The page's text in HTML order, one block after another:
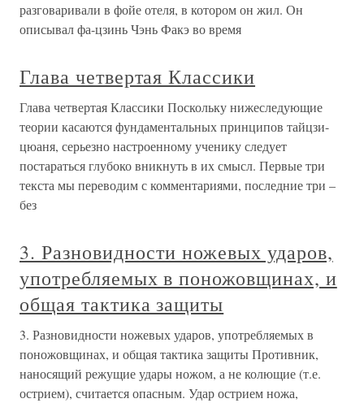
разговаривали в фойе отеля, в котором он жил. Он
описывал фа-цзинь Чэнь Факэ во время
Глава четвертая Классики
Глава четвертая Классики Поскольку нижеследующие
теории касаются фундаментальных принципов тайцзи-
цюаня, серьезно настроенному ученику следует
постараться глубоко вникнуть в их смысл. Первые три
текста мы переводим с комментариями, последние три –
без
3. Разновидности ножевых ударов,
употребляемых в поножовщинах, и
общая тактика защиты
3. Разновидности ножевых ударов, употребляемых в
поножовщинах, и общая тактика защиты Противник,
наносящий режущие удары ножом, а не колющие (т.е.
острием), считается опасным. Удар острием ножа,